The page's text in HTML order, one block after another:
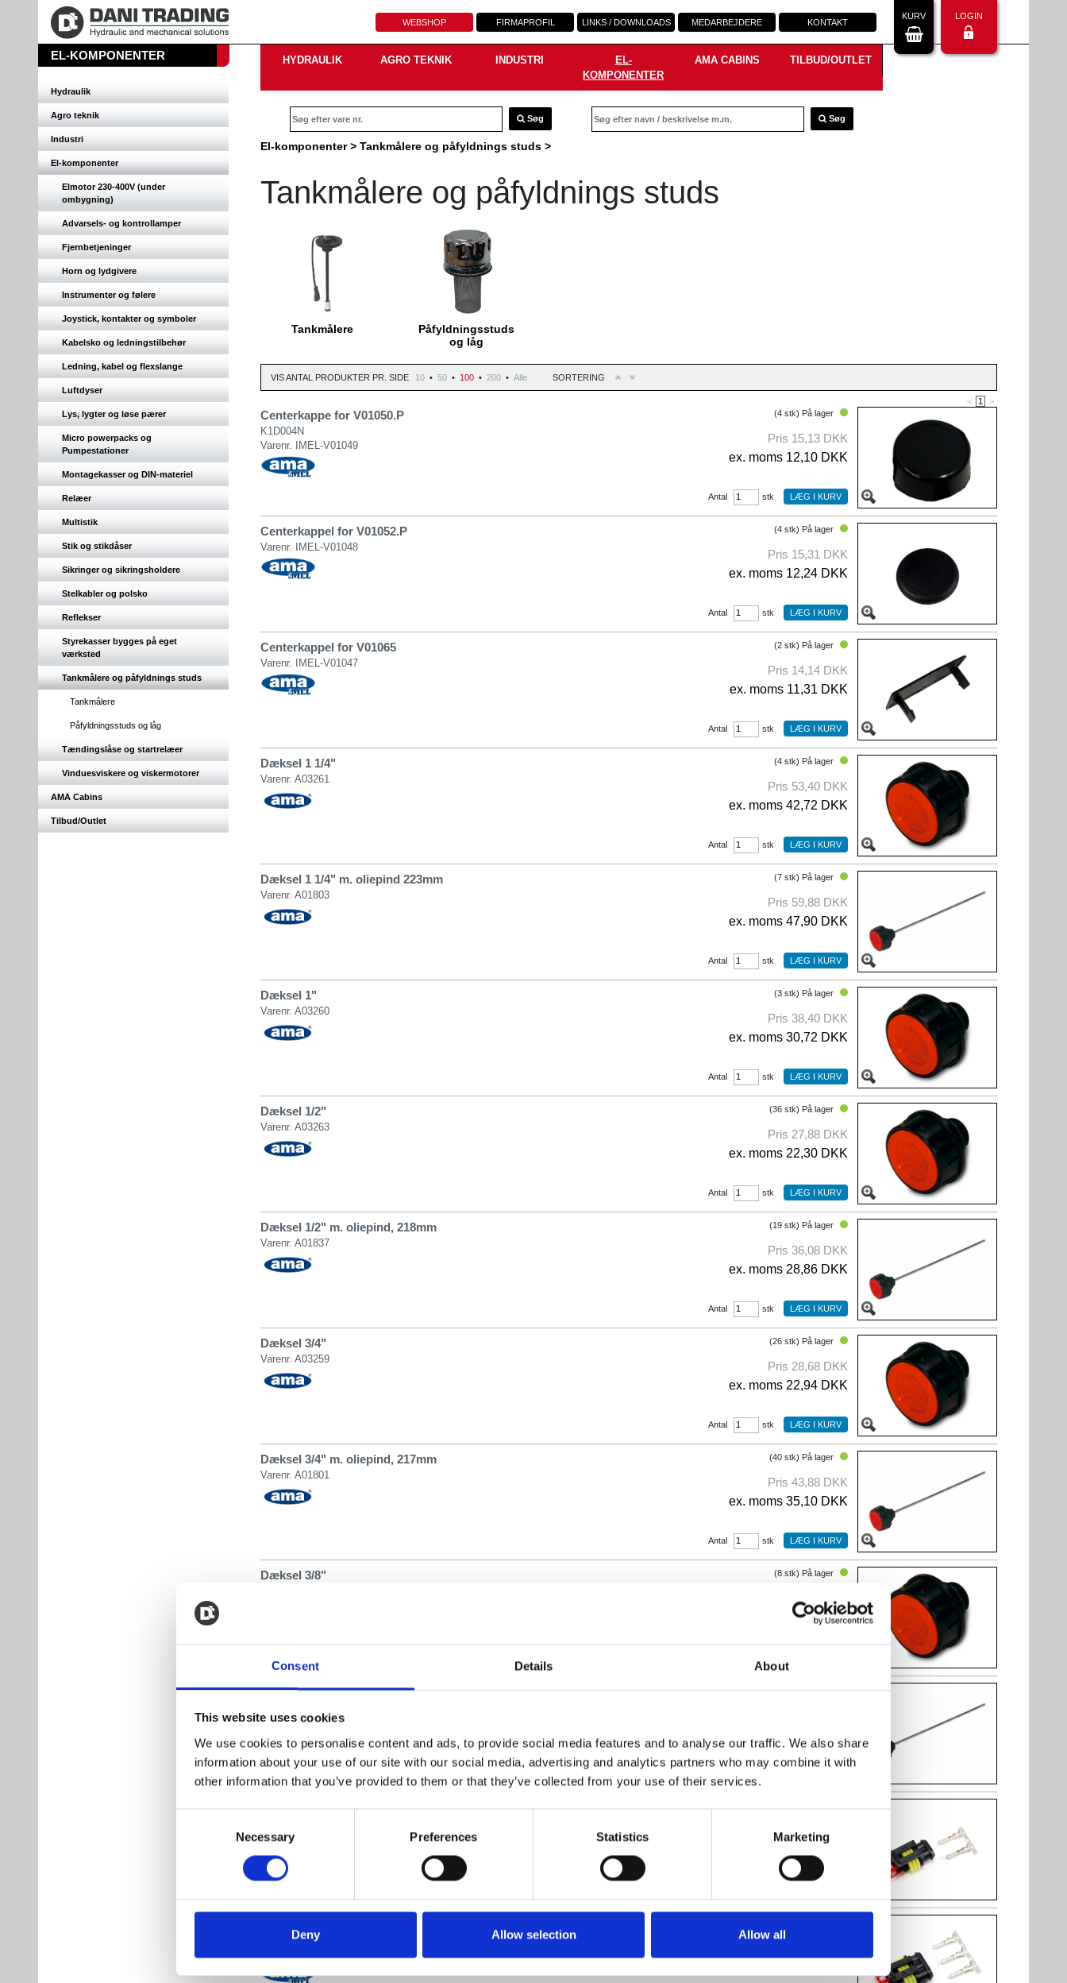
Consent Details About
This website uses cookies
We use cookies to personalise content and ads, to provide social media features and to analyse our traffic. We also share
information about your use of our site with our social media, advertising and analytics partners who may combine it with
other information that you’ve provided to them or that they’ve collected from your use of their services.
Necessary Preferences Statistics Marketing
Deny Allow selection Allow all
WEBSHOP FIRMAPROFIL LINKS / DOWNLOADS MEDARBEJDERE KONTAKT
KURV LOGIN
EL-KOMPONENTER
Hydraulik
Agro teknik
Industri
El-komponenter
Elmotor 230-400V (under
ombygning)
Advarsels- og kontrollamper
Fjernbetjeninger
Horn og lydgivere
Instrumenter og følere
Joystick, kontakter og symboler
Kabelsko og ledningstilbehør
Ledning, kabel og flexslange
Luftdyser
Lys, lygter og løse pærer
Micro powerpacks og
Pumpestationer
Montagekasser og DIN-materiel
Relæer
Multistik
Stik og stikdåser
Sikringer og sikringsholdere
Stelkabler og polsko
Reflekser
Styrekasser bygges på eget
værksted
Tankmålere og påfyldnings studs
Tankmålere
Påfyldningsstuds og låg
Tændingslåse og startrelæer
Vinduesviskere og viskermotorer
AMA Cabins
Tilbud/Outlet
HYDRAULIK AGRO TEKNIK INDUSTRI
EL-
KOMPONENTER
AMA CABINS TILBUD/OUTLET
Søg Søg
El-komponenter > Tankmålere og påfyldnings studs >
Tankmålere og påfyldnings studs
Tankmålere
Påfyldningsstuds
og låg
VIS ANTAL PRODUKTER PR. SIDE 10 • 50 • 100 • 200 • Alle SORTERING
< 1 >
Centerkappe for V01050.P
K1D004N
Varenr. IMEL-V01049
(4 stk) På lager
Pris 15,13 DKK
ex. moms 12,10 DKK
Antal stk
Centerkappel for V01052.P
Varenr. IMEL-V01048
(4 stk) På lager
Pris 15,31 DKK
ex. moms 12,24 DKK
Antal stk
Centerkappel for V01065
Varenr. IMEL-V01047
(2 stk) På lager
Pris 14,14 DKK
ex. moms 11,31 DKK
Antal stk
Dæksel 1 1/4"
Varenr. A03261
(4 stk) På lager
Pris 53,40 DKK
ex. moms 42,72 DKK
Antal stk
Dæksel 1 1/4" m. oliepind 223mm
Varenr. A01803
(7 stk) På lager
Pris 59,88 DKK
ex. moms 47,90 DKK
Antal stk
Dæksel 1"
Varenr. A03260
(3 stk) På lager
Pris 38,40 DKK
ex. moms 30,72 DKK
Antal stk
Dæksel 1/2"
Varenr. A03263
(36 stk) På lager
Pris 27,88 DKK
ex. moms 22,30 DKK
Antal stk
Dæksel 1/2" m. oliepind, 218mm
Varenr. A01837
(19 stk) På lager
Pris 36,08 DKK
ex. moms 28,86 DKK
Antal stk
Dæksel 3/4"
Varenr. A03259
(26 stk) På lager
Pris 28,68 DKK
ex. moms 22,94 DKK
Antal stk
Dæksel 3/4" m. oliepind, 217mm
Varenr. A01801
(40 stk) På lager
Pris 43,88 DKK
ex. moms 35,10 DKK
Antal stk
Dæksel 3/8" (8 stk) På lager
Pris 25,36 DKK
ex. moms 20,29 DKK
Dæksel 3/8" m. oliepind, 217mm (24 stk) På lager
stk
Multistik 2 polet for tankmåler
Varenr. IMEL-IME.104
Pris 5,24 DKK
Super seal